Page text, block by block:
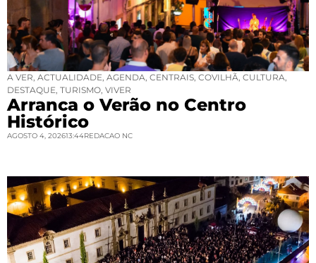
A VER, ACTUALIDADE, AGENDA, CENTRAIS, COVILHÃ, CULTURA,
DESTAQUE, TURISMO, VIVER
Arranca o Verão no Centro
Histórico
AGOSTO 4, 202613:44REDACAO NC